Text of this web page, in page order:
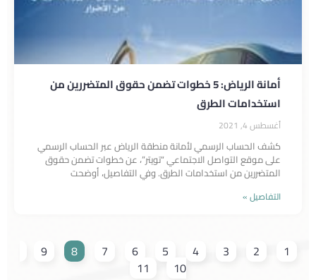
أمانة الرياض: 5 خطوات تضمن حقوق المتضررين من
استخدامات الطرق
أغسطس 4, 2021
كشف الحساب الرسمي لأمانة منطقة الرياض عبر الحساب الرسمي
على موقع التواصل الاجتماعي “تويتر”، عن خطوات تضمن حقوق
المتضررين من استخدامات الطرق. وفي التفاصيل، أوضحت
التفاصيل »
1
2
3
4
5
6
7
8
9
10
11